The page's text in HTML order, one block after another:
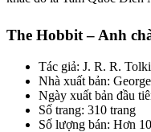
The Hobbit – Anh
Tác giả: J. R. R.
Nhà xuất bản:
Ngày xuất bản đầu
Số trang: 310 trang
Số lượng bán: Hơn